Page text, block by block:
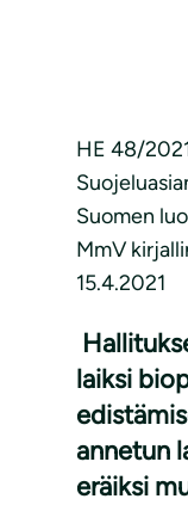
HE 48/
Suomen
MmV
15.4.2021
laiksi
annetun
eräiksi